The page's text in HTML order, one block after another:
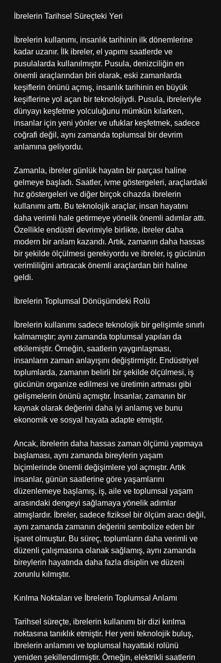
İbrelerin Tarihsel Süreçteki Yeri
İbrelerin kullanımı, insanlık tarihinin ilk dönemlerine
kadar uzanır. İlk ibreler, el yapımı saatlerde ve
pusulalarda kullanılmıştır. Pusula, denizciliğin en
önemli araçlarından biri olarak, eski zamanlarda
keşiflerin önünü açmış, insanlık tarihinin en büyük
keşiflerine yol açan bir teknolojiydi. Pusula, ibreleriyle
dünyayı keşfetme yolculuğunu mümkün kılarken,
insanlar için yeni yönler ve ufuklar keşfetmek, sadece
coğrafi değil, aynı zamanda toplumsal bir devrim
anlamına geliyordu.
Zamanla, ibreler günlük hayatın bir parçası haline
gelmeye başladı. Saatler, ivme göstergeleri, araçlardaki
hız göstergeleri ve diğer birçok cihazda ibrelerin
kullanımı arttı. Bu teknolojik araçlar, insan hayatını
daha verimli hale getirmeye yönelik önemli adımlar attı.
Özellikle endüstri devrimiyle birlikte, ibreler daha
modern bir anlam kazandı. Artık, zamanın daha hassas
bir şekilde ölçülmesi gerekiyordu ve ibreler, iş gücünün
verimliliğini artıracak önemli araçlardan biri haline
geldi.
İbrelerin Toplumsal Dönüşümdeki Rolü
İbrelerin kullanımı sadece teknolojik bir gelişimle sınırlı
kalmamıştır; aynı zamanda toplumsal yapıları da
etkilemiştir. Örneğin, saatlerin yaygınlaşması,
insanların zaman anlayışını değiştirmiştir. Endüstriyel
toplumlarda, zamanın belirli bir şekilde ölçülmesi, iş
gücünün organize edilmesi ve üretimin artması gibi
gelişmelerin önünü açmıştır. İnsanlar, zamanın bir
kaynak olarak değerini daha iyi anlamış ve bunu
ekonomik ve sosyal hayata adapte etmiştir.
Ancak, ibrelerin daha hassas zaman ölçümü yapmaya
başlaması, aynı zamanda bireylerin yaşam
biçimlerinde önemli değişimlere yol açmıştır. Artık
insanlar, günün saatlerine göre yaşamlarını
düzenlemeye başlamış, iş, aile ve toplumsal yaşam
arasındaki dengeyi sağlamaya yönelik adımlar
atmışlardır. İbreler, sadece fiziksel bir ölçüm aracı değil,
aynı zamanda zamanın değerini sembolize eden bir
işaret olmuştur. Bu süreç, toplumların daha verimli ve
düzenli çalışmasına olanak sağlamış, aynı zamanda
bireylerin hayatında daha fazla disiplin ve düzeni
zorunlu kılmıştır.
Kırılma Noktaları ve İbrelerin Toplumsal Anlamı
Tarihsel süreçte, ibrelerin kullanımı bir dizi kırılma
noktasına tanıklık etmiştir. Her yeni teknolojik buluş,
ibrelerin anlamını ve toplumsal hayattaki rolünü
yeniden şekillendirmiştir. Örneğin, elektrikli saatlerin